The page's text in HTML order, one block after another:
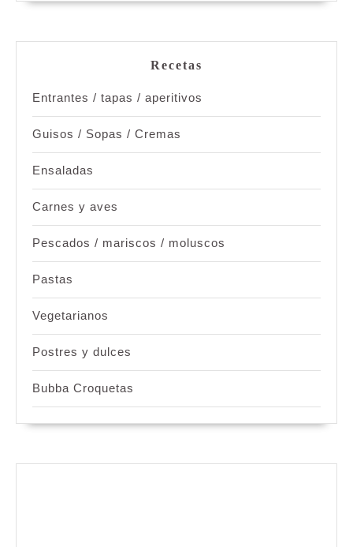
Recetas
Entrantes / tapas / aperitivos
Guisos / Sopas / Cremas
Ensaladas
Carnes y aves
Pescados / mariscos / moluscos
Pastas
Vegetarianos
Postres y dulces
Bubba Croquetas